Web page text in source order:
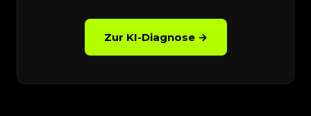
Zur KI-Diagnose →